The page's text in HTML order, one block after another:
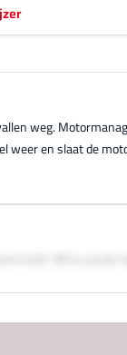
weg.
en slaat de